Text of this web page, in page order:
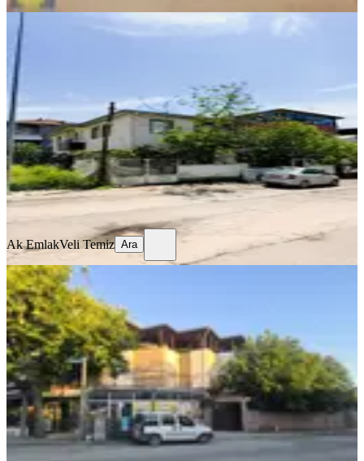
Satılık Bahçeli 2 Katlı Müstakil Ev
Dulkadiroğlu, Mehmet Akif Mahallesi
4+1·245 m²·21.07.2026
8.700.000 ₺
Ak EmlakVeli Temiz
Ak EmlakVeli Temiz Ara
BAHÇELİ
Dulkadiroğlu, Yahya Kemal Mahallesi
8+4·314 m²·10.07.2026
9.000.000 ₺
Çetintaş GayrimenkulMaşide Çetintaş
Ara